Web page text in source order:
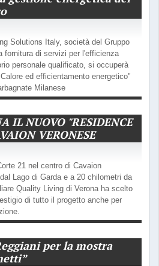
Solutions Italy, società del Gruppo
fornitura di servizi per l'efficienza
personale qualificato, si occuperà
ed efficientamento energetico"
Milanese
IL NUOVO "RESIDENCE
VERONESE
21 nel centro di Cavaion
Lago di Garda e a 20 chilometri da
Quality Living di Verona ha scelto
di tutto il progetto anche per
per la mostra